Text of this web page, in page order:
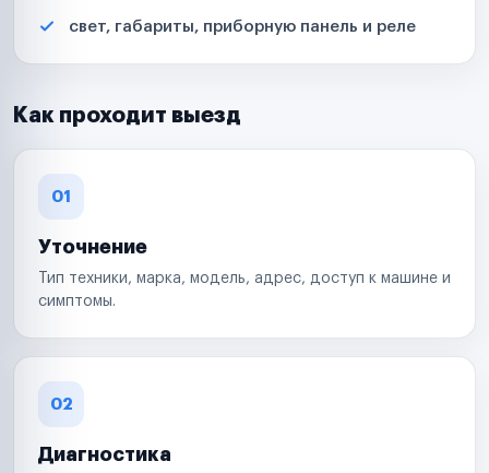
свет, габариты, приборную панель и реле
Как проходит выезд
01
Уточнение
Тип техники, марка, модель, адрес, доступ к машине и
симптомы.
02
Диагностика